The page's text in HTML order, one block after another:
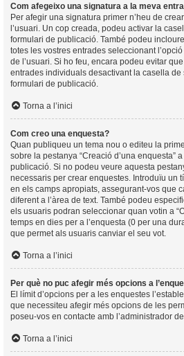
Com afegeixo una signatura a la meva
Per afegir una signatura primer n’heu de
l’usuari. Un cop creada, podeu activar la
formulari de publicació. També podeu
totes les vostres entrades seleccionant
de l’usuari. Si ho feu, encara podeu evitar
entrades individuals desactivant la casella de
formulari de publicació.
Torna a l’inici
Com creo una enquesta?
Quan publiqueu un tema nou o editeu la
sobre la pestanya “Creació d’una enquesta”
publicació. Si no podeu veure aquesta
necessaris per crear enquestes. Introduïu un
en els camps apropiats, assegurant-vos que
diferent a l’àrea de text. També podeu
els usuaris podran seleccionar quan votin a
temps en dies per a l’enquesta (0 per una
que permet als usuaris canviar el seu vot.
Torna a l’inici
Per què no puc afegir més opcions a
El límit d’opcions per a les enquestes
que necessiteu afegir més opcions de les
poseu-vos en contacte amb l’administrador
Torna a l’inici